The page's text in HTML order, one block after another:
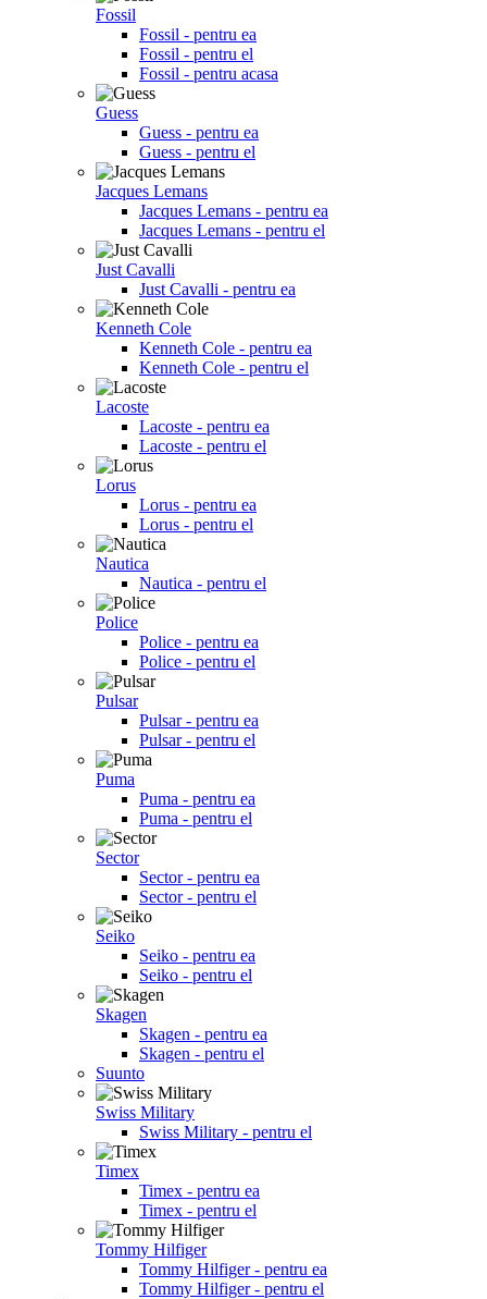
Fossil
Fossil - pentru ea
Fossil - pentru el
Fossil - pentru acasa
Guess
Guess - pentru ea
Guess - pentru el
Jacques Lemans
Jacques Lemans - pentru ea
Jacques Lemans - pentru el
Just Cavalli
Just Cavalli - pentru ea
Kenneth Cole
Kenneth Cole - pentru ea
Kenneth Cole - pentru el
Lacoste
Lacoste - pentru ea
Lacoste - pentru el
Lorus
Lorus - pentru ea
Lorus - pentru el
Nautica
Nautica - pentru el
Police
Police - pentru ea
Police - pentru el
Pulsar
Pulsar - pentru ea
Pulsar - pentru el
Puma
Puma - pentru ea
Puma - pentru el
Sector
Sector - pentru ea
Sector - pentru el
Seiko
Seiko - pentru ea
Seiko - pentru el
Skagen
Skagen - pentru ea
Skagen - pentru el
Suunto
Swiss Military
Swiss Military - pentru el
Timex
Timex - pentru ea
Timex - pentru el
Tommy Hilfiger
Tommy Hilfiger - pentru ea
Tommy Hilfiger - pentru el